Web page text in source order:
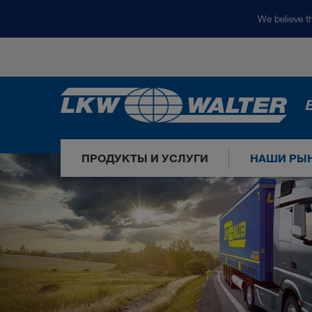
We believe
ПРОДУКТЫ И УСЛУГИ НАШИ